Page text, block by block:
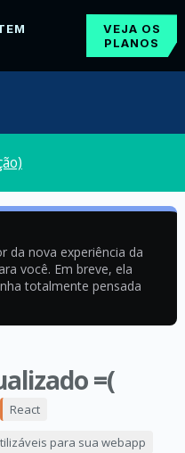
VEJA OS
PLANOS
da nova experiência da
você. Em breve, ela
totalmente pensada
=(
React
para sua webapp